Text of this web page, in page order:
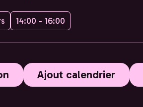
14:00 - 16:00
Ajout calendrier